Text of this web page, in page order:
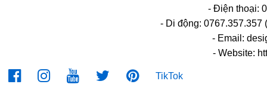
- Điện thoại:
- Di động: 0767.357.357
- Email:
- Website:
TikTok